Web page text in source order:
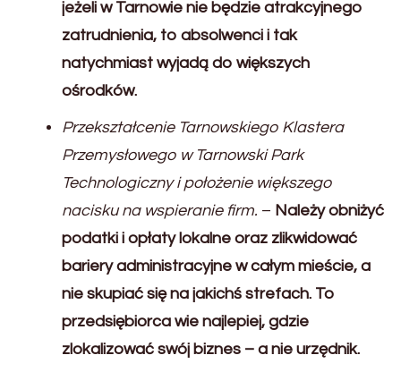
jeżeli w Tarnowie nie będzie atrakcyjnego
zatrudnienia, to absolwenci i tak
natychmiast wyjadą do większych
ośrodków.
Przekształcenie Tarnowskiego Klastera
Przemysłowego w Tarnowski Park
Technologiczny i położenie większego
nacisku na wspieranie firm. – Należy obniżyć
podatki i opłaty lokalne oraz zlikwidować
bariery administracyjne w całym mieście, a
nie skupiać się na jakichś strefach. To
przedsiębiorca wie najlepiej, gdzie
zlokalizować swój biznes – a nie urzędnik.